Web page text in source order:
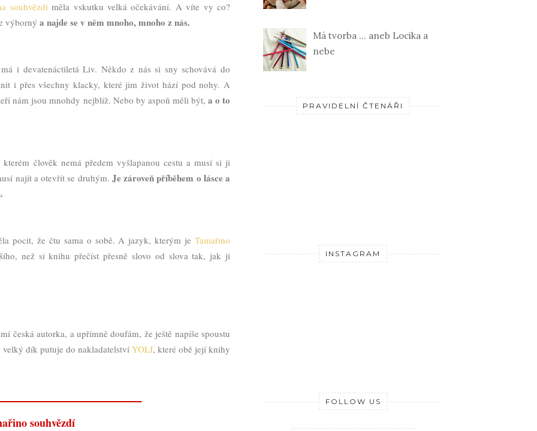
souhvězdíměla vskutku velká očekávání. A víte vy co?
výborný a najde se v něm mnoho, mnoho z nás.
i devatenáctiletá Liv. Někdo z nás si sny schovává do
i přes všechny klacky, které jim život hází pod nohy. A
nám jsou mnohdy nejblíž. Nebo by aspoň měli být, a o to
člověk nemá předem vyšlapanou cestu a musí si ji
najít a otevřít se druhým. Je zároveň příběhem o lásce a
pocit, že čtu sama o sobě. A jazyk, kterým je Tamařino
než si knihu přečíst přesně slovo od slova tak, jak ji
česká autorka, a upřímně doufám, že ještě napíše spoustu
dík putuje do nakladatelství YOLI, které obě její knihy
souhvězdí
Má tvorba ... aneb Locika a
nebe
PRAVIDELNÍ ČTENÁŘI
INSTAGRAM
FOLLOW US